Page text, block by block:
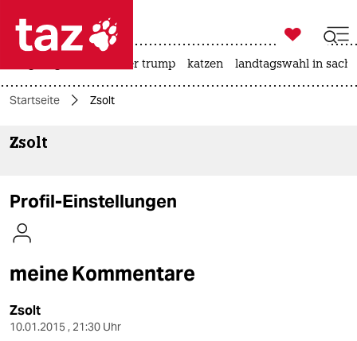

themen
kultur
sport

taz zahl ich
usa unter trump katzen landtagswahl in
Startseite Zsolt
Zsolt
Profil-Einstellungen
meine Kommentare
Zsolt
10.01.2015 , 21:30 Uhr